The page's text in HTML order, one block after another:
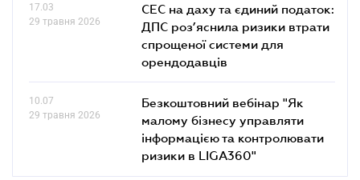
17.03
29 травня 2026
СЕС на даху та єдиний податок:
ДПС роз’яснила ризики втрати
спрощеної системи для
орендодавців
10.07
29 травня 2026
Безкоштовний вебінар "Як
малому бізнесу управляти
інформацією та контролювати
ризики в LIGA360"